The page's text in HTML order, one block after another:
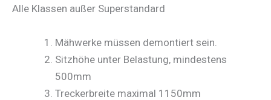
Alle Klassen außer Superstandard
Mähwerke müssen demontiert sein.
Sitzhöhe unter Belastung, mindestens
500mm
Treckerbreite maximal 1150mm